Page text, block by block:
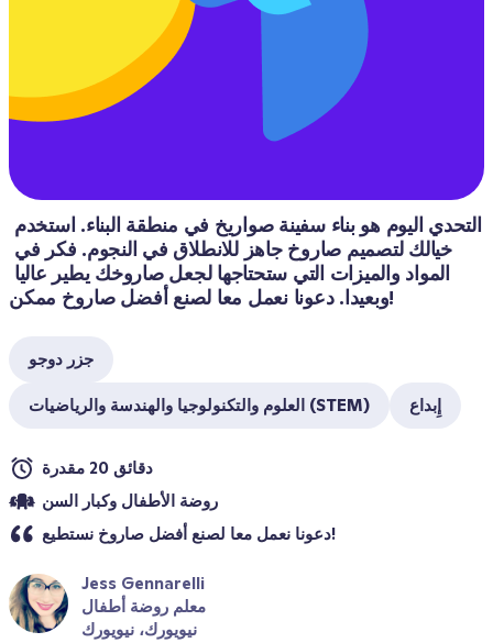
وبعيدا. دعونا نعمل معا لصنع أفضل صاروخ ممكن!
جزر دوجو
العلوم والتكنولوجيا والهندسة والرياضيات (STEM) إِبداع
دقائق 20 مقدرة
روضة الأطفال وكبار السن
دعونا نعمل معا لصنع أفضل صاروخ نستطيع!
Jess Gennarelli
معلم روضة أطفال
نيويورك، نيويورك